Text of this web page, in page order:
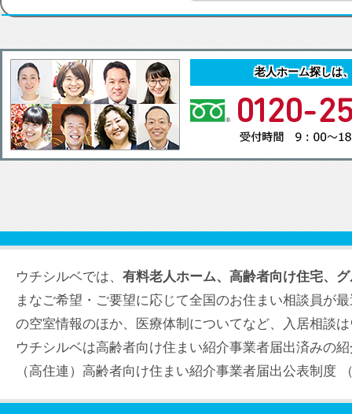
老人ホーム探しは
ウチシルベでは、 有料老人ホーム、高齢者向け住宅、
まなご希望・ご要望に応じて全国のお住まい相談員が
の空室情報のほか、医療体制についてなど、入居相談
ウチシルベは高齢者向け住まい紹介事業者届出済みの
（高住連）高齢者向け住まい紹介事業者届出公表制度